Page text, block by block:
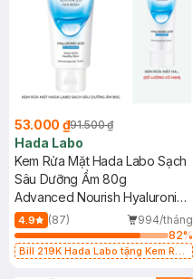
53.000 ₫91.500 ₫
Hada Labo
Kem Rửa Mặt Hada Labo Sạch
Sâu Dưỡng Ẩm 80g
Advanced Nourish Hyaluronic
Acid Cleanser
4.9 (87)
994/tháng
82%
Bill 219K Hada Labo tặng Kem Rửa